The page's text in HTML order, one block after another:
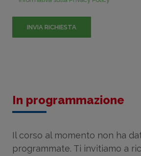
In programmazione
Il corso al momento non ha
programmate. Ti invitiamo a